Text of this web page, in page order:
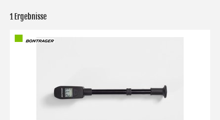
1 Ergebnisse